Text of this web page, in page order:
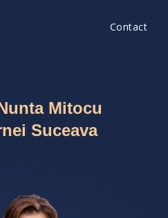
Contact
Mitocu
Suceava